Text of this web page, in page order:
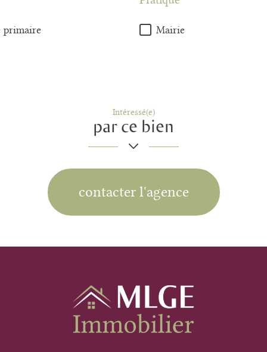
primaire Mairie
Intéressé(e)
par ce bien
contacter l'agence